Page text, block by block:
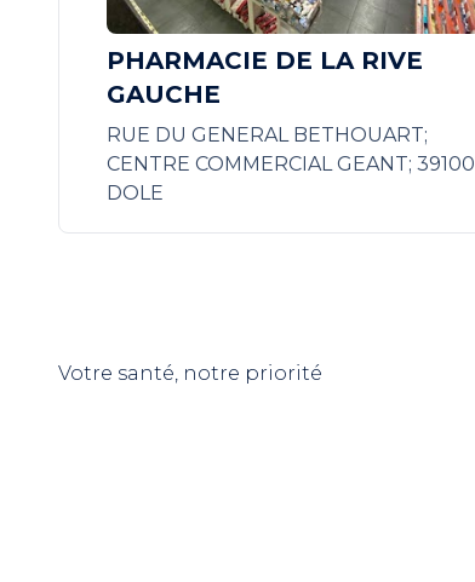
PHARMACIE DE LA RIVE
GAUCHE
RUE DU GENERAL BETHOUART;
CENTRE COMMERCIAL GEANT; 39100
DOLE
Votre santé, notre priorité